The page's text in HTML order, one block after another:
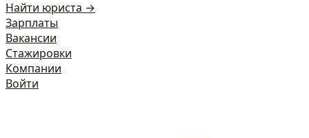
Найти юриста →
Зарплаты
Вакансии
Стажировки
Компании
Войти